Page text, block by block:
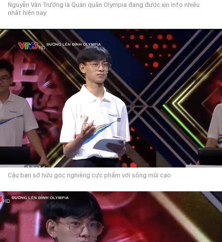
Nguyễn Văn Trường là Quán quân Olympia đang được xin info nhiều
nhất hiện nay
Cậu bạn sở hữu góc nghiêng cực phẩm với sống mũi cao